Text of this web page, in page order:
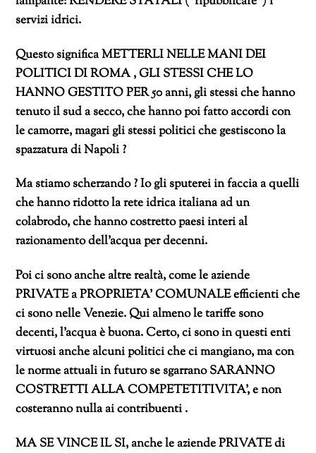
servizi idrici.
Questo significa METTERLI NELLE MANI DEI
POLITICI DI ROMA , GLI STESSI CHE LO
HANNO GESTITO PER 50 anni, gli stessi che hanno
tenuto il sud a secco, che hanno poi fatto accordi con
le camorre, magari gli stessi politici che gestiscono la
spazzatura di Napoli ?
Ma stiamo scherzando ? Io gli sputerei in faccia a quelli
che hanno ridotto la rete idrica italiana ad un
colabrodo, che hanno costretto paesi interi al
razionamento dell’acqua per decenni.
Poi ci sono anche altre realtà, come le aziende
PRIVATE a PROPRIETA’ COMUNALE efficienti che
ci sono nelle Venezie. Qui almeno le tariffe sono
decenti, l’acqua è buona. Certo, ci sono in questi enti
virtuosi anche alcuni politici che ci mangiano, ma con
le norme attuali in futuro se sgarrano SARANNO
COSTRETTI ALLA COMPETETITIVITA’, e non
costeranno nulla ai contribuenti .
MA SE VINCE IL SI, anche le aziende PRIVATE di